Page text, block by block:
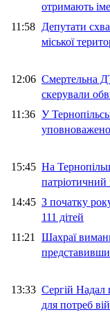
отримають
11:58 Депутати
міської
12:06 Смертельна
скерували
11:36 У
15:45 На
патріотичний
14:45 З початку
111 дітей
11:21 Шахраї
13:33 Сергій Надал
для потреб